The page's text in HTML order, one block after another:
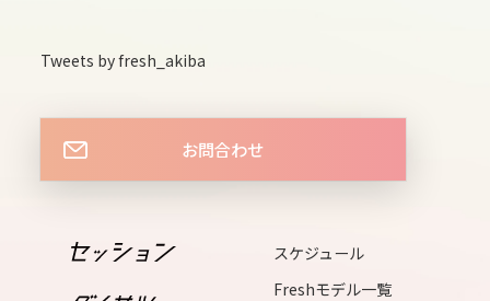
fri
14
15
Tweets by fresh_akiba
お問合わせ
スケジュール
Freshモデル一覧